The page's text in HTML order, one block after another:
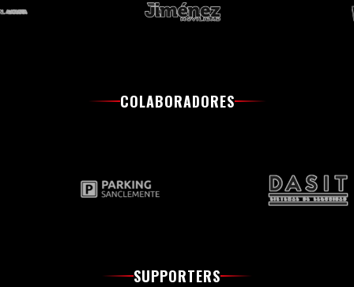
COLABORADORES
SUPPORTERS